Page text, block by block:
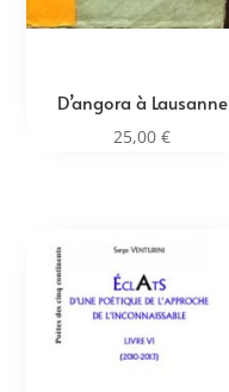
D’angora à Lausanne
25,00€